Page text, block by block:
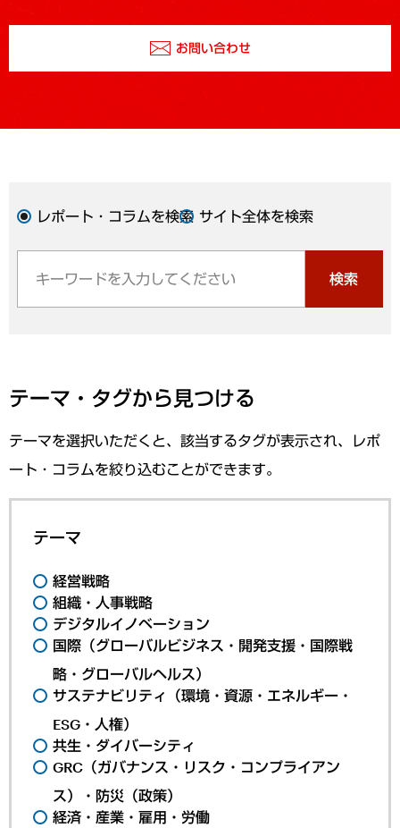
お問い合わせ
レポート・コラムを検索 サイト全体を検索
検索
テーマ・タグから見つける
テーマを選択いただくと、該当するタグが表示され、レポ
ート・コラムを絞り込むことができます。
テーマ
経営戦略
組織・人事戦略
デジタルイノベーション
国際（グローバルビジネス・開発支援・国際戦
略・グローバルヘルス）
サステナビリティ（環境・資源・エネルギー・
ESG・人権）
共生・ダイバーシティ
GRC（ガバナンス・リスク・コンプライアン
ス）・防災（政策）
経済・産業・雇用・労働